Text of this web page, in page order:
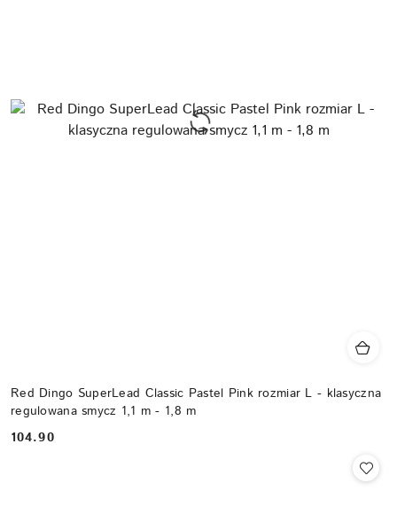
Red Dingo SuperLead Classic Pastel Pink rozmiar L - klasyczna
regulowana smycz 1,1 m - 1,8 m
Cena:
104.90